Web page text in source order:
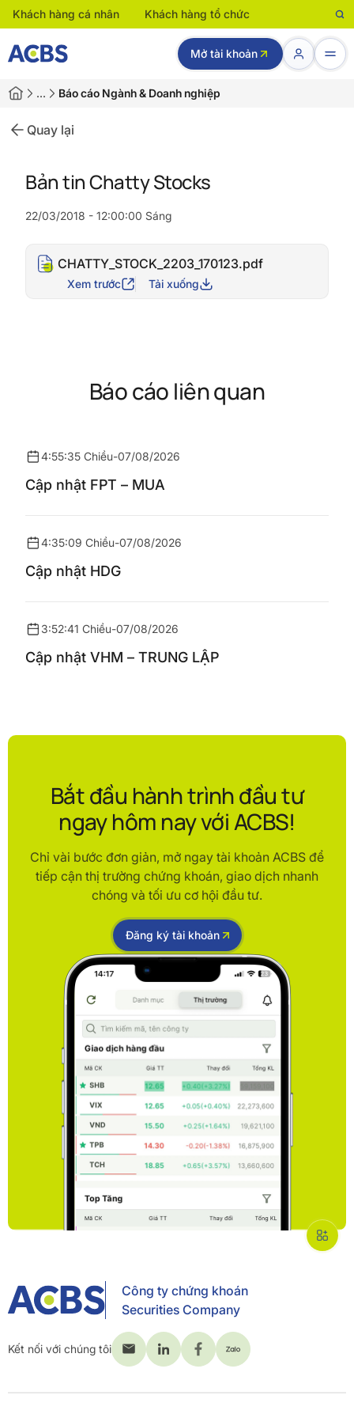
Khách hàng cá nhân Khách hàng tổ chức
Mở tài khoản
… Báo cáo Ngành & Doanh nghiệp
Quay lại
Bản tin Chatty Stocks
22/03/2018 - 12:00:00 Sáng
CHATTY_STOCK_2203_170123.pdf
Xem trước Tải xuống
Báo cáo liên quan
4:55:35 Chiều-07/08/2026
Cập nhật FPT – MUA
4:35:09 Chiều-07/08/2026
Cập nhật HDG
3:52:41 Chiều-07/08/2026
Cập nhật VHM – TRUNG LẬP
Bắt đầu hành trình đầu tư
ngay hôm nay với ACBS!
Chỉ vài bước đơn giản, mở ngay tài khoản ACBS để
tiếp cận thị trường chứng khoán, giao dịch nhanh
chóng và tối ưu cơ hội đầu tư.
Đăng ký tài khoản
Công ty chứng khoán
Securities Company
Kết nối với chúng tôi